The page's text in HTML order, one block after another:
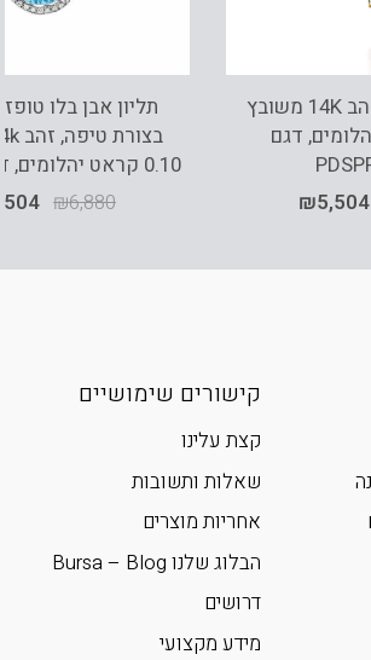
תליון יהלומים ,זהב 14K משובץ
יהלומים, דגם
₪5,504
תליון אבן בלו
0.10 קראט יהלומים, דגם PD2748
₪6,880
קישורים שימושיים
קצת עלינו
שאלות ותשובות
אחריות מוצרים
הבלוג שלנו Bursa – Blog
דרושים
מידע מקצועי